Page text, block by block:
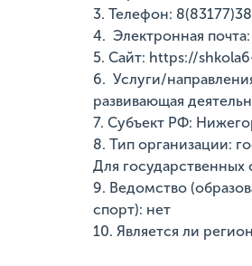
3. Телефон:
4. Электронная
5. Сайт: https://
6. Услуги/
развивающая
7. Субъект РФ:
8. Тип организации:
Для государственных
9. Ведомство
спорт): нет
10. Является ли